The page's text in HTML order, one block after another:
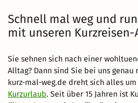
inkl. Übernachtung und
Zum Angebot
Schnell mal weg und
mit unseren Kurzreisen-
Sie sehnen sich nach einer
Alltag? Dann sind Sie bei uns
kurz-mal-weg.de dreht sich alles
Kurzurlaub. Seit über 15 Jahren ist